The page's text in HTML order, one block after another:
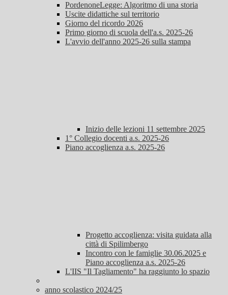
PordenoneLegge: Algoritmo di una storia
Uscite didattiche sul territorio
Giorno del ricordo 2026
Primo giorno di scuola dell'a.s. 2025-26
L'avvio dell'anno 2025-26 sulla stampa
Inizio delle lezioni 11 settembre 2025
1° Collegio docenti a.s. 2025-26
Piano accoglienza a.s. 2025-26
Progetto accoglienza: visita guidata alla
città di Spilimbergo
Incontro con le famiglie 30.06.2025 e
Piano accoglienza a.s. 2025-26
L'IIS "Il Tagliamento" ha raggiunto lo spazio
anno scolastico 2024/25